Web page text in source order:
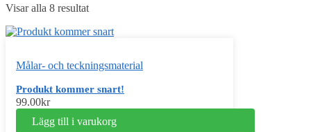
Visar alla 8 resultat
Målar- och teckningsmaterial
Produkt kommer snart!
99.00kr
Lägg till i varukorg